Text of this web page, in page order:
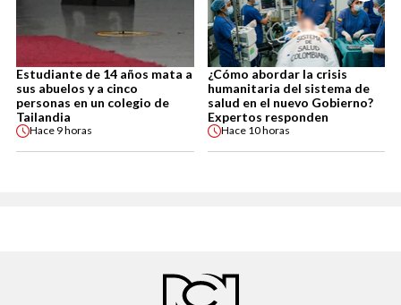
Estudiante de 14 años mata a
sus abuelos y a cinco
personas en un colegio de
Tailandia
Hace 9 horas
¿Cómo abordar la crisis
humanitaria del sistema de
salud en el nuevo Gobierno?
Expertos responden
Hace 10 horas